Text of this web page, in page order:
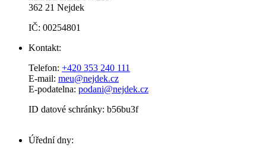
362 21 Nejdek
IČ: 00254801
Kontakt:
Telefon: +420 353 240 111
E-mail: meu@nejdek.cz
E-podatelna: podani@nejdek.cz
ID datové schránky: b56bu3f
Úřední dny: